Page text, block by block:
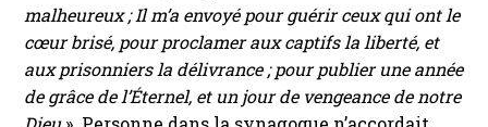
malheureux ; Il m’a envoyé pour guérir ceux qui ont le
cœur brisé, pour proclamer aux captifs la liberté, et
aux prisonniers la délivrance ; pour publier une année
de grâce de l’Éternel, et un jour de vengeance de notre